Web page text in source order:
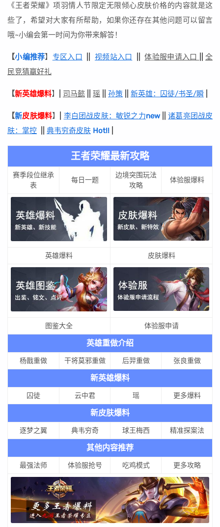
《王者荣耀》项羽情人节限定无限倾心皮肤价格的内容就是这
些了，希望对大家有所帮助，如果你还存在其他问题可以留言
哦~小编会第一时间为你带来解答！
【小编推荐】 专区入口 视频站入口 体验服申请入口
全
民竞猜赢好礼
【新英雄爆料】 司马懿 瑶 孙策 新英雄：囚徒/书圣/瞬
【新皮肤爆料】 李白团战皮肤：敏锐之力new
诸葛亮团战皮
肤：掌控
典韦穷奇皮肤 Hot!!
王者荣耀最新攻略
赛季段位继承
表
每日一题
边境突围玩法
攻略
体验服爆料
英雄爆料 皮肤爆料
图鉴大全 体验服申请
英雄重做介绍
杨戬重做 干将莫邪重做 后羿重做 张良重做
新英雄爆料
囚徒 云中君 瑶 更多爆料
新皮肤爆料
逐梦之翼 典韦穷奇 球王梅西 精准探案法
其他内容推荐
最强法师 体验服抢号 吃鸡模式 更多攻略